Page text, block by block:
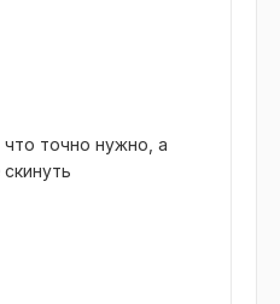
точно нужно, а